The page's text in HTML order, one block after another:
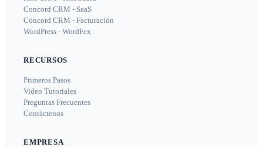
Concord CRM - SaaS
Concord CRM - Facturación
WordPress - WordFex
RECURSOS
Primeros Pasos
Video Tutoriales
Preguntas Frecuentes
Contáctenos
EMPRESA